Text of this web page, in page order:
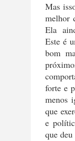
Mas
melhor
Ela
Este é
bom
forte e
menos
que
e
que